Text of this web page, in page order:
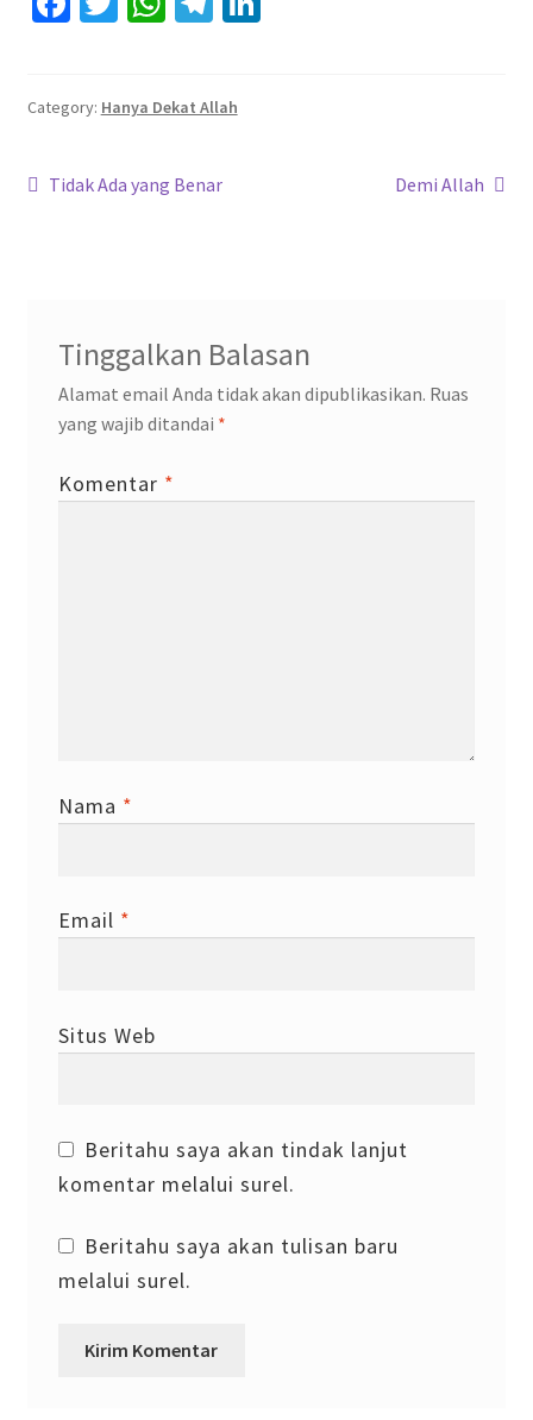
o
k
er sA
p
a
Category: Hanya Dekat Allah
Navigasi
Previous
Tidak Ada yang Benar
Next
Demi Allah
Tinggalkan Balasan
Alamat email Anda tidak akan dipublikasikan. Ruas
yang wajib ditandai *
Komentar *
Nama *
Email *
Situs Web
Beritahu saya akan tindak lanjut
komentar melalui surel.
Beritahu saya akan tulisan baru
melalui surel.